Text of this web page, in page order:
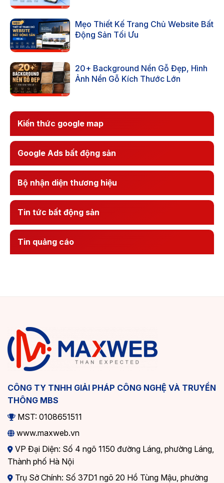
Mẹo Thiết Kế Trang Chủ Website Bất
Động Sản Tối Ưu
20+ Background Nền Gỗ Đẹp, Hình
Ảnh Nền Gỗ Kích Thước Lớn
Kiến thức google map
Google Ads bất động sản
Bộ nhận diện thương hiệu
Tin tức bất động sản
Tin quảng cáo
CÔNG TY TNHH GIẢI PHÁP CÔNG NGHỆ VÀ TRUYỀN
THÔNG MBS
MST: 0108651511
www.maxweb.vn
VP Đại Diện: Số 4 ngõ 1150 đường Láng, phường Láng,
Thành phố Hà Nội
Trụ Sở Chính: Số 37D1 ngõ 20 Hồ Tùng Mậu, phường